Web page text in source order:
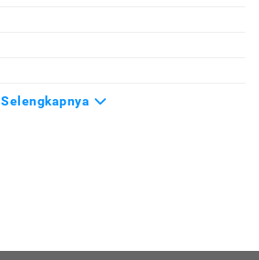
Selengkapnya